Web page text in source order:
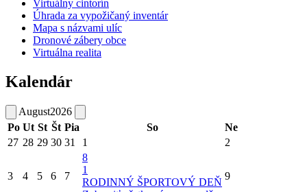
Virtuálny cintorín
Úhrada za vypožičaný inventár
Mapa s názvami ulíc
Dronové zábery obce
Virtuálna realita
Kalendár
August2026
Po Ut St Št Pia So
Ne
27 28 29 30 31 1 2
3 4 5 6 7
8
1
RODINNÝ ŠPORTOVÝ DEŇ
9